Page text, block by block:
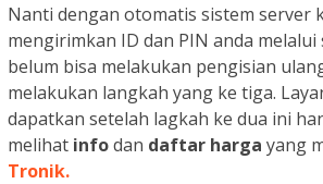
Nanti dengan otomatis sistem server
mengirimkan ID dan PIN anda melalui
belum bisa melakukan pengisian
melakukan langkah yang ke tiga.
dapatkan setelah lagkah ke dua ini
melihat infodan daftar harga yang
Tronik.